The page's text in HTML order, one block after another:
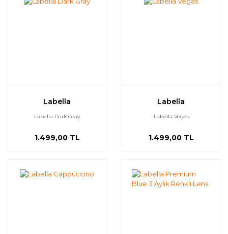
Labella
Labella Dark Gray
1.499,00 TL
Labella
Labella Vegas
1.499,00 TL